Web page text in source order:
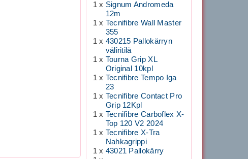
1 x Signum Andromeda
12m
1 x Tecnifibre Wall Master
355
1 x 430215 Pallokärryn
väliritilä
1 x Tourna Grip XL
Original 10kpl
1 x Tecnifibre Tempo Iga
23
1 x Tecnifibre Contact Pro
Grip 12Kpl
1 x Tecnifibre Carboflex X-
Top 120 V2 2024
1 x Tecnifibre X-Tra
Nahkagrippi
1 x 43021 Pallokärry